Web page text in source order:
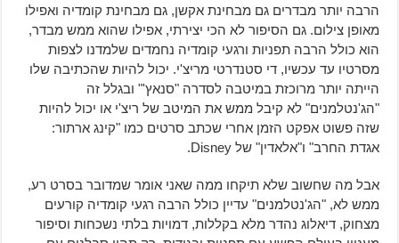
הרבה יותר מבדרים גם מבחינת אקשן, גם מבחינת קומדיה ואפילו
מאופן צילום. גם הסיפור לא הכי יצירתי, אפילו שהוא ממש מבדר,
הוא כולל הרבה תפניות ורגעי קומדיה נחמדים שלמדנו לצפות
מסרטיו עד עכשיו, די סטנדרטי מריצ'י. יכול להיות שהכתיבה שלו
הייתה יותר מרוכזת במיטבה לסדרה "סנאץ'" ובגלל זה
"הג'נטלמנים" לא קיבל ממש את המיטב של ריצ'י או יכול להיות
שזה פשוט אפקט הזמן אחרי שכתב סרטים כמו "קינג ארתור:
אגדת החרב" ו"אלאדין" של Disney.
אבל מה שחשוב שלא תיקחו ממה שאני אומר שמדובר בסרט רע,
ממש לא, "הג'נטלמנים" עדיין כולל הרבה רגעי קומדיה קורעים
מצחוק, דיאלוג נהדר מלא בקללות, דמויות בלתי נשכחות וסיפור